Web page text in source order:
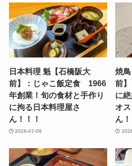
日本料理 魁【石橋阪大
前】：じゃこ飯定食 1966
年創業！旬の食材と手作り
に拘る日本料理屋さ
ん！！！
2026-07-09
焼
前
に
オ
ん